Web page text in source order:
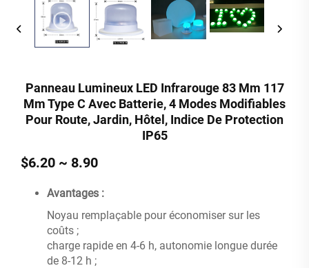
Panneau Lumineux LED Infrarouge 83 Mm 117
Mm Type C Avec Batterie, 4 Modes Modifiables
Pour Route, Jardin, Hôtel, Indice De Protection
IP65
$6.20 ~ 8.90
Avantages :
Noyau remplaçable pour économiser sur les
coûts ;
charge rapide en 4-6 h, autonomie longue durée
de 8-12 h ;